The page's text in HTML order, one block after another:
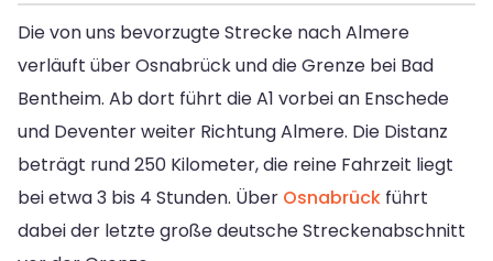
Die von uns bevorzugte Strecke nach Almere
verläuft über Osnabrück und die Grenze bei Bad
Bentheim. Ab dort führt die A1 vorbei an Enschede
und Deventer weiter Richtung Almere. Die Distanz
beträgt rund 250 Kilometer, die reine Fahrzeit liegt
bei etwa 3 bis 4 Stunden. Über Osnabrück führt
dabei der letzte große deutsche Streckenabschnitt